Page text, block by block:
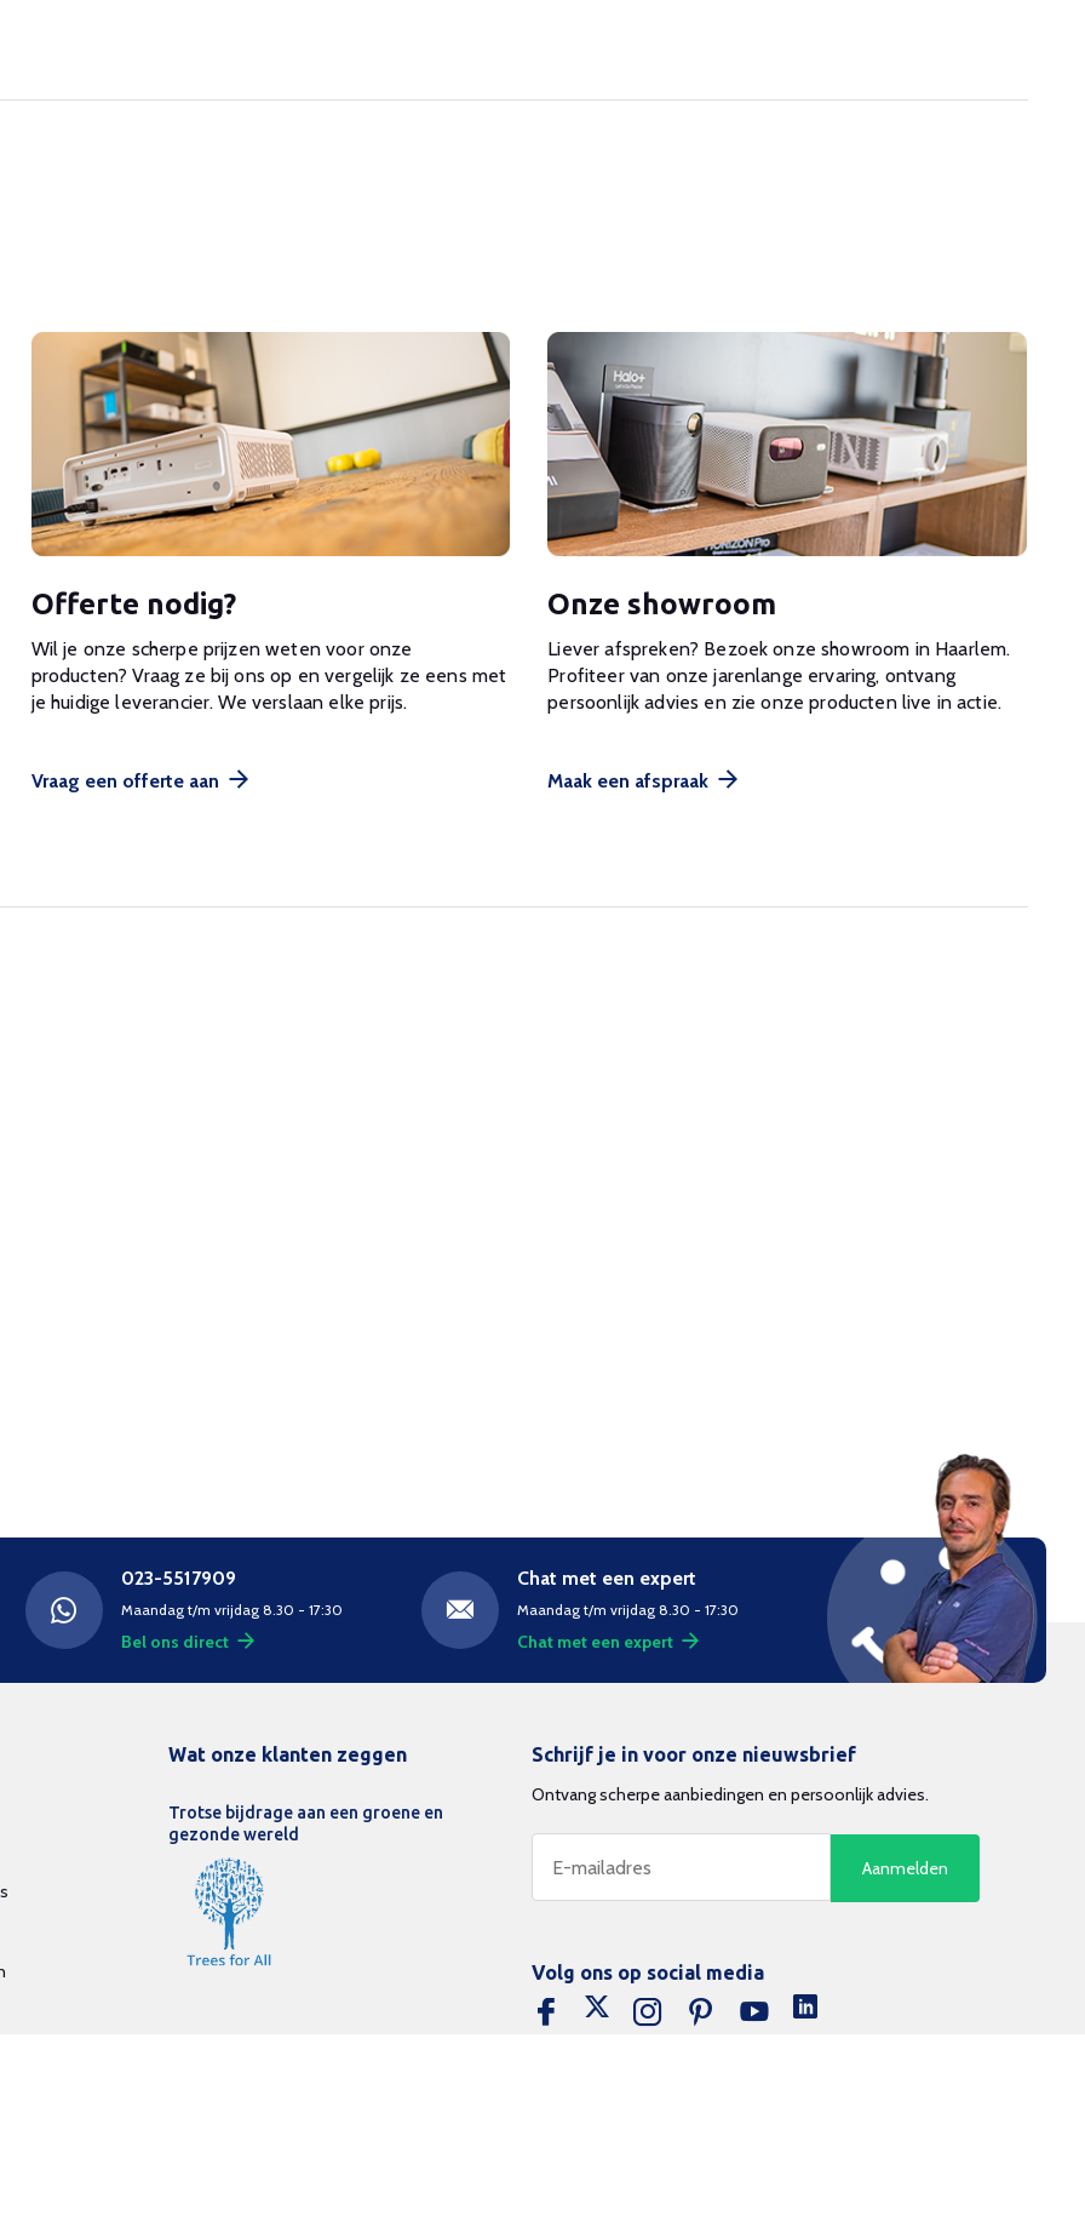
Offerte nodig?
Wil je onze scherpe prijzen weten voor onze
producten? Vraag ze bij ons op en vergelijk ze eens met
je huidige leverancier. We verslaan elke prijs.
Vraag een offerte aan
Onze showroom
Liever afspreken? Bezoek onze showroom in Haarlem.
Profiteer van onze jarenlange ervaring, ontvang
persoonlijk advies en zie onze producten live in actie.
Maak een afspraak
023-5517909
Maandag t/m vrijdag 8.30 - 17:30
Bel ons direct
Chat met een expert
Maandag t/m vrijdag 8.30 - 17:30
Chat met een expert
Wat onze klanten zeggen
Trotse bijdrage aan een groene en
gezonde wereld
Schrijf je in voor onze nieuwsbrief
Ontvang scherpe aanbiedingen en persoonlijk advies.
Aanmelden
Volg ons op social media